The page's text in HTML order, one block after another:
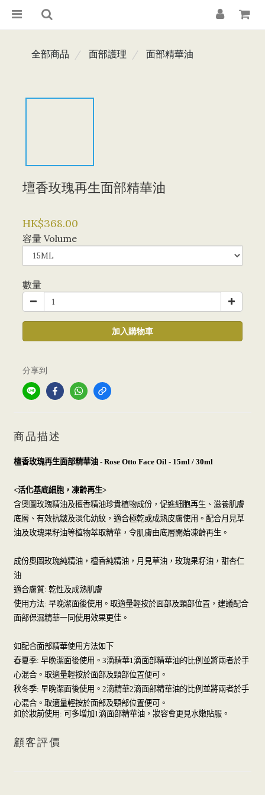
全部商品 面部護理 面部精華油
壇香玫瑰再生面部精華油
HK$368.00
容量 Volume
數量
加入購物車
分享到
商品描述
檀香玫瑰再生面部精華油 - Rose Otto Face Oil - 15ml / 30ml
<活化基底細胞，凍齡再生>
含奧圖玫瑰精油及檀香精油珍貴植物成份，促進細胞再生、滋養肌膚
底層、有效抗皺及淡化幼紋，適合極乾或成熟皮膚使用。配合月見草
油及玫瑰果籽油等植物萃取精華，令肌膚由底層開始凍齡再生。
成份奧圖玫瑰純精油，檀香純精油，月見草油，玫瑰果籽油，甜杏仁
油
適合膚質: 乾性及成熟肌膚
使用方法: 早晚潔面後使用。取適量輕按於面部及頸部位置，建議配合
面部保濕精華一同使用效果更佳。
如配合面部精華使用方法如下
春夏季: 早晚潔面後使用。 3滴精華1滴面部精華油的比例並將兩者於手
心混合。取適量輕按於面部及頸部位置便可。
秋冬季: 早晚潔面後使用。 2滴精華2滴面部精華油的比例並將兩者於手
心混合。取適量輕按於面部及頸部位置便可。
如於妝前使用 : 可多增加1滴面部精華油，妝容會更見水嫩貼服。
顧客評價